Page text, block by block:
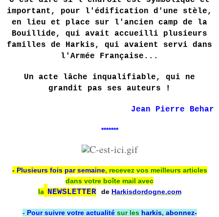
important, pour l'édification d'une stèle,
en lieu et place sur l'ancien camp de la
Bouillide, qui avait accueilli plusieurs
familles de Harkis, qui avaient servi dans
l'Armée Française...
Un acte lâche inqualifiable, qui ne
grandit pas ses auteurs !
Jean Pierre Behar
*******
- Plusieurs fois par semaine, recevez vos meilleurs articles
dans votre boîte mail avec
la NEWSLETTER de Harkisdordogne.com
- Pour suivre votre actualité sur les harkis, abonnez-